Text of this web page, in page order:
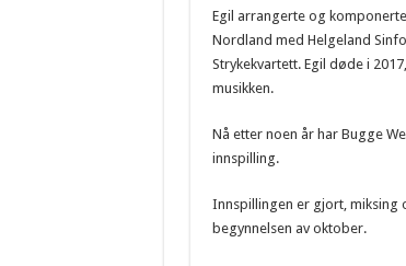
Egil arrangerte og
Nordland med Helgeland
Strykekvartett. Egil døde i
musikken.
Nå etter noen år har Bugge
innspilling.
Innspillingen er gjort, miksing
begynnelsen av oktober.